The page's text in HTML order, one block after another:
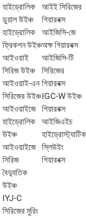
হাইড্রোলিক
ডুয়াল উইঞ্চ
হাইড্রোলিক
ফ্রিকশন উইঞ্চ
আইওয়াই
সিরিজ উইঞ্চ
আইওয়াই-এন
সিরিজের উইঞ্চ
আইওয়াইজে
হাইড্রোলিক
উইঞ্চ
আইওয়াইজে
সিরিজ
বৈদ্যুতিক
উইঞ্চ
IYJ-C
সিরিজের মুরিং
আইই সিরিজের
গিয়ারবক্স
আইজিসি-জে
অক্ষ গিয়ারবক্স
আইজিসি-টি
সিরিজের
গিয়ারবক্স
IGC-W উইঞ্চ
গিয়ারবক্স
আইজিএইচ
হাইড্রোস্ট্যাটিক
স্লিউইং
গিয়ারবক্স